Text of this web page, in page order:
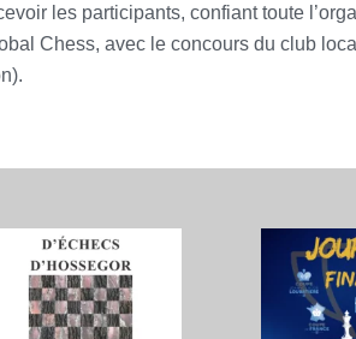
les participants, confiant toute
Chess, avec le concours du club